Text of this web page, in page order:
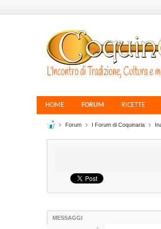
HOME FORUM RICETTE
Forum I Forum di Coquinaria
MESSAGGI